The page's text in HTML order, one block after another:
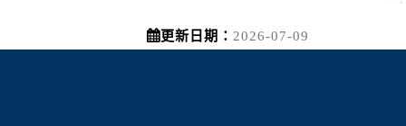
更新日期： 2026-07-09